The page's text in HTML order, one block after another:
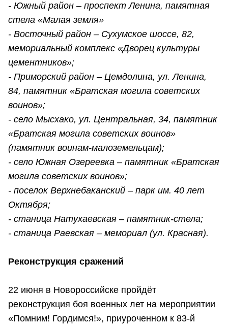
- Южный район – проспект Ленина, памятная
стела «Малая земля»
- Восточный район – Сухумское шоссе, 82,
мемориальный комплекс «Дворец культуры
цементников»;
- Приморский район – Цемдолина, ул. Ленина,
84, памятник «Братская могила советских
воинов»;
- село Мысхако, ул. Центральная, 34, памятник
«Братская могила советских воинов»
(памятник воинам-малоземельцам);
- село Южная Озереевка – памятник «Братская
могила советских воинов»;
- поселок Верхнебаканский – парк им. 40 лет
Октября;
- станица Натухаевская – памятник-стела;
- станица Раевская – мемориал (ул. Красная).
Реконструкция сражений
22 июня в Новороссийске пройдёт
реконструкция боя военных лет на мероприятии
«Помним! Гордимся!», приуроченном к 83-й